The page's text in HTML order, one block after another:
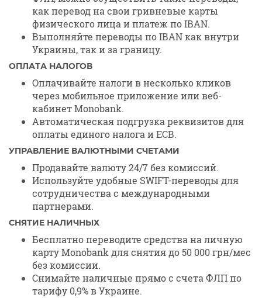
как перевод на свои гривневые карты
физического лица и платеж по IBAN.
Выполняйте переводы по IBAN как внутри
Украины, так и за границу.
ОПЛАТА НАЛОГОВ
Оплачивайте налоги в несколько кликов
через мобильное приложение или веб-
кабинет Monobank.
Автоматическая подгрузка реквизитов для
оплаты единого налога и ЕСВ.
УПРАВЛЕНИЕ ВАЛЮТНЫМИ СЧЕТАМИ
Продавайте валюту 24/7 без комиссий.
Используйте удобные SWIFT-переводы для
сотрудничества с международными
партнерами.
СНЯТИЕ НАЛИЧНЫХ
Бесплатно переводите средства на личную
карту Monobank для снятия до 50 000 грн/мес
без комиссии.
Снимайте наличные прямо с счета ФЛП по
тарифу 0,9% в Украине.